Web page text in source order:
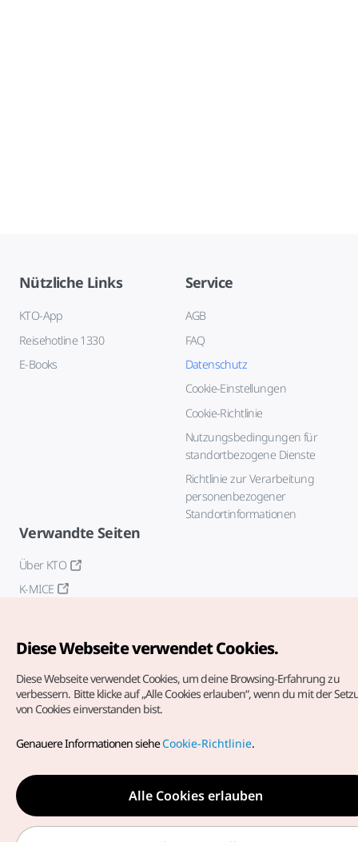
Nützliche Links
KTO-App
Reisehotline 1330
E-Books
Service
AGB
FAQ
Datenschutz
Cookie-Einstellungen
Cookie-Richtlinie
Nutzungsbedingungen für
standortbezogene Dienste
Richtlinie zur Verarbeitung
personenbezogener
Standortinformationen
Verwandte Seiten
Über KTO
K-MICE
vorbehalten.
dieoffizielle E-Mail-Adresse
german@knto.or.kr
Diese Webseite verwendet Cookies.
Diese Webseite verwendet Cookies, um deine Browsing-Erfahrung zu
verbessern. Bitte klicke auf „Alle Cookies erlauben“, wenn du mit der
von Cookies einverstanden bist.
Genauere Informationen sieheCookie-Richtlinie.
Alle Cookies erlauben